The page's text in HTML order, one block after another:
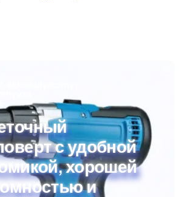
с удобной
хорошей
и